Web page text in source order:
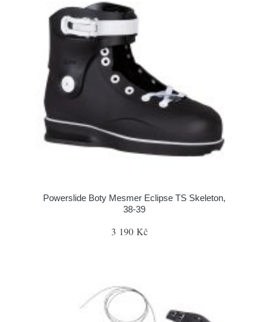
Powerslide Boty Mesmer Eclipse TS Skeleton,
38-39
3 190 Kč